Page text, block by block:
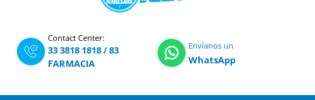
Contact Center:
33 3818 1818/83
FARMACIA
Envíanos un
WhatsApp